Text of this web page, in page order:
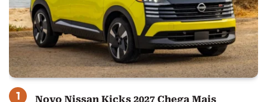
Novo Nissan Kicks 2027 Chega Mais